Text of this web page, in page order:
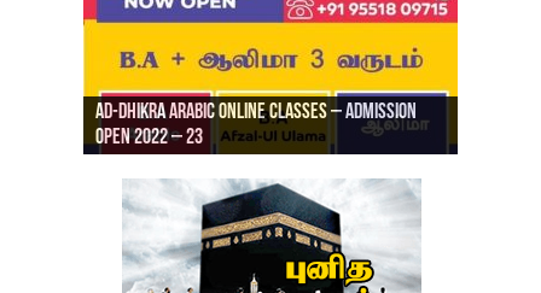
Ad-Dhikra Arabic Online Classes – Admission
Open 2022 – 23
Ad-Dhikra Arabic Online Classes – BA Arabic
AD DHIKRA ARABIC COLLEGE ADMISSION
ரியாத் ஜும்ஆ தமிழாக்கம், Jamia Al Hajiri
Masjid (Kuwait Masjid), Malaz, Riyadh